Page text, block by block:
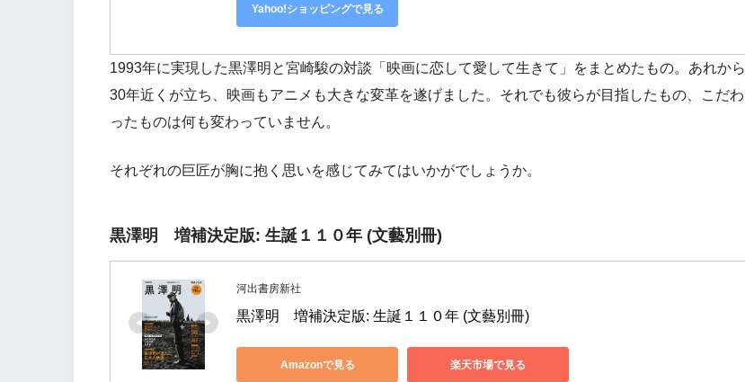
Yahoo!ショッピングで見る
1993年に実現した黒澤明と宮崎駿の対談「映画に恋して愛して生きて」をまとめたもの。あれから
30年近くが立ち、映画もアニメも大きな変革を遂げました。それでも彼らが目指したもの、こだわ
ったものは何も変わっていません。
それぞれの巨匠が胸に抱く思いを感じてみてはいかがでしょうか。
黒澤明 増補決定版: 生誕１１０年 (文藝別冊)
河出書房新社
黒澤明　増補決定版: 生誕１１０年 (文藝別冊)
Amazonで見る 楽天市場で見る